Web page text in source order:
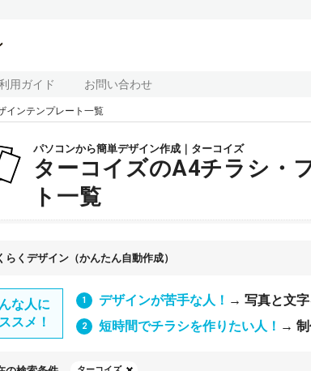
用ガイド お問い合わせ
インテンプレート一覧
パソコンから簡単デザイン作成｜ターコイズ
ターコイズのA4チラシ・
ト一覧
らくデザイン（かんたん自動作成）
な人に
スメ！
デザインが苦手な人！ → 写真と文
短時間でチラシを作りたい人！ → 制